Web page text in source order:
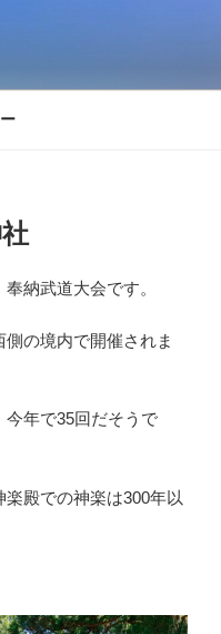
納武道大会です。
の境内で開催されま
年で35回だそうで
殿での神楽は300年以